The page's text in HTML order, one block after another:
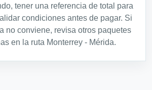
tener una referencia de total para
condiciones antes de pagar. Si
no conviene, revisa otros paquetes
en la ruta Monterrey - Mérida.